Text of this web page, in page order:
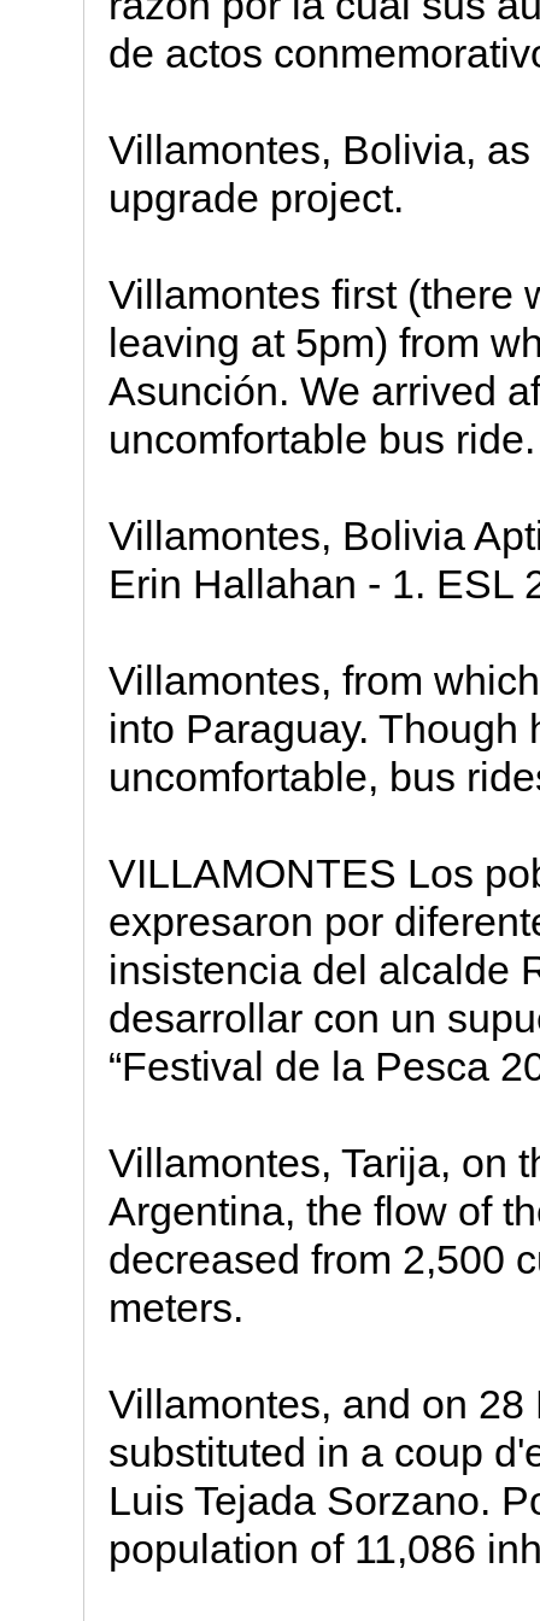
de actos
Villamontes, Bolivia,
upgrade project.
Villamontes first (there
leaving at 5pm) from
Asunción. We arrived
uncomfortable bus ride.
Villamontes, Bolivia
Erin Hallahan - 1. ESL
Villamontes, from
into Paraguay. Though
uncomfortable, bus
VILLAMONTES Los
expresaron por
insistencia del alcalde
desarrollar con un
“Festival de la Pesca
Villamontes, Tarija, on
Argentina, the flow of
decreased from 2,500
meters.
Villamontes, and on
substituted in a coup
Luis Tejada Sorzano.
population of 11,086